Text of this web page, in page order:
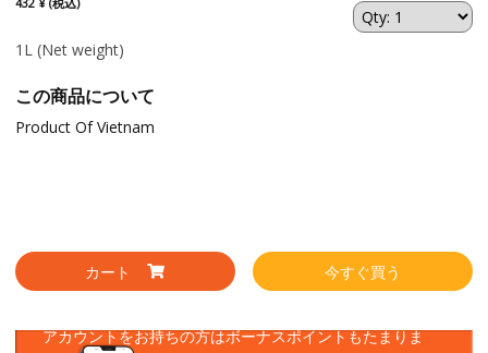
1L (Net weight)
この商品について
Product Of Vietnam
カート 今すぐ買う
アカウントをお持ちの方はボーナスポイントもたまりま